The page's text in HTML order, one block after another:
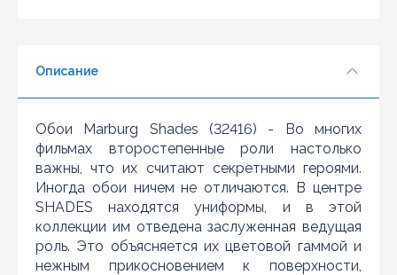
7
8
9
10
Описание
Обои Marburg Shades (32416) - Во многих
фильмах второстепенные роли настолько
важны, что их считают секретными героями.
Иногда обои ничем не отличаются. В центре
SHADES находятся униформы, и в этой
коллекции им отведена заслуженная ведущая
роль. Это объясняется их цветовой гаммой и
нежным прикосновением к поверхности,